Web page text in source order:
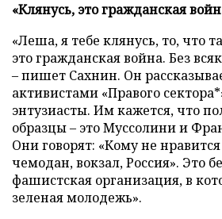
«Клянусь, это гражданская
«Леша, я тебе клянусь, то, что
это гражданская война. Без
–пишет Сахнин. Он
активистами «Правого
энтузиасты. Им кажется, что
образцы– это Муссолини и
Они говорят: «Кому не
чемодан, вокзал, Россия». Это
фашистская организация, в
зеленая молодежь».